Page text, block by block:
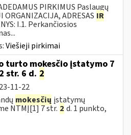
PIRKIMUS Paslaugų
ADRESAS IR
I.1. Perkančiosios
Viešieji pirkimai
turto mokesčio įstatymo 7
str. 6 d. 2
11-22
mokesčių įstatymų
NTMĮ[1] 7 str. 2 d. 1 punkto,